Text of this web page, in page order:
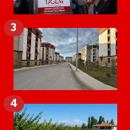
3
4